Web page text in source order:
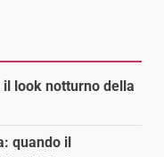
look notturno della
quando il